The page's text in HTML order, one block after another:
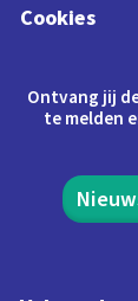
Cookies
Ontvang jij
te melden